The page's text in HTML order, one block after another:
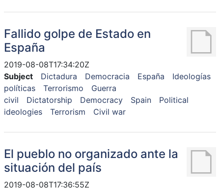
Fallido golpe de Estado en
España
2019-08-08T17:34:20Z
Subject
Dictadura Democracia España
Ideologías
políticas
Terrorismo
Guerra
civil
Dictatorship Democracy Spain
Political
ideologies
Terrorism Civil war
El pueblo no organizado ante la
situación del país
2019-08-08T17:36:55Z